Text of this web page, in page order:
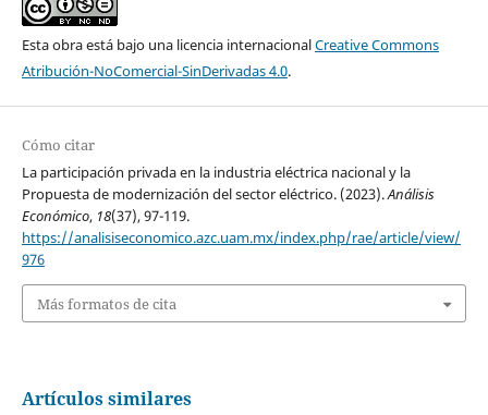
Esta obra está bajo una licencia internacionalCreative Commons
Atribución-NoComercial-SinDerivadas 4.0.
Cómo citar
La participación privada en la industria eléctrica nacional y la
Propuesta de modernización del sector eléctrico. (2023).Análisis
Económico, 18(37), 97-119.
https://analisiseconomico.azc.uam.mx/index.php/rae/article/view/
976
Más formatos de cita
Artículos similares